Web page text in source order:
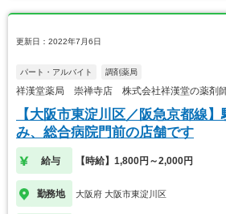
更新日：2022年7月6日
パート・アルバイト 調剤薬局
祥漢堂薬局 崇禅寺店 株式会社祥漢堂の薬剤
【大阪市東淀川区／阪急京都線
み、総合病院門前の店舗です
給与 【時給】1,800円～2,000円
勤務地 大阪府 大阪市東淀川区